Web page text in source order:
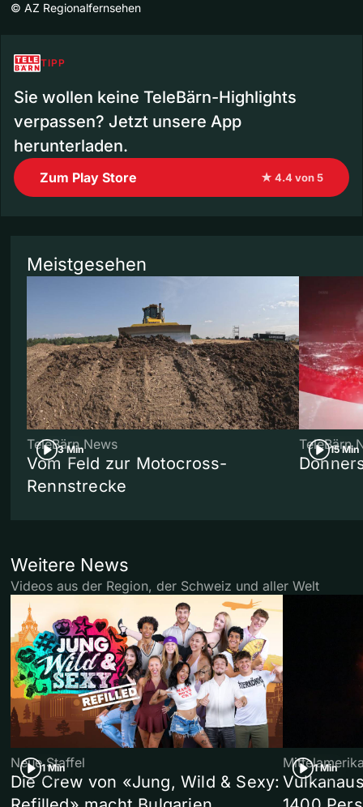
© AZ Regionalfernsehen
TIPP
Sie wollen keine TeleBärn-Highlights
verpassen? Jetzt unsere App
herunterladen.
Zum Play Store ★ 4.4 von 5
Meistgesehen
3 Min
TeleBärn News
Vom Feld zur Motocross-
Rennstrecke
15 Min
TeleBärn
Weitere News
Videos aus der Region, der Schweiz und aller Welt
1 Min
Neue Staffel
Die Crew von «Jung, Wild & Sexy:
1 Min